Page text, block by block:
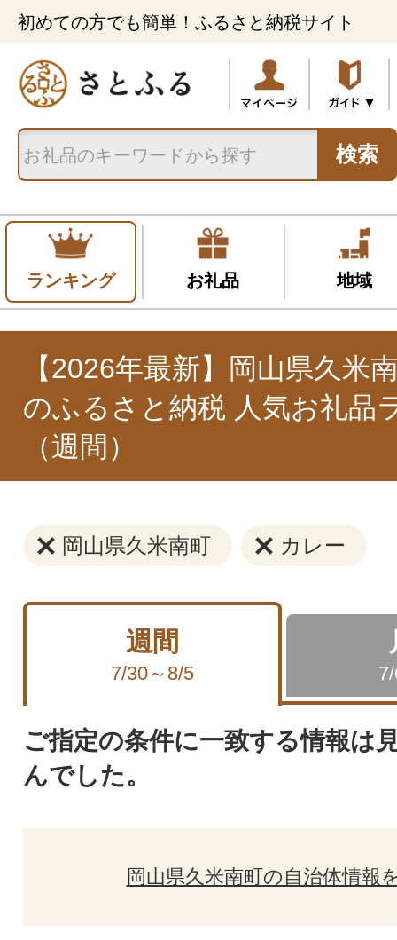
初めての方でも簡単！ふるさと納税サイト
検索
ランキング お礼品 地域
【2026年最新】岡山県久米
のふるさと納税 人気お礼品
（週間）
岡山県久米南町 カレー
週間
7/30～8/5
ご指定の条件に一致する情報は
んでした。
岡山県久米南町の自治体情報